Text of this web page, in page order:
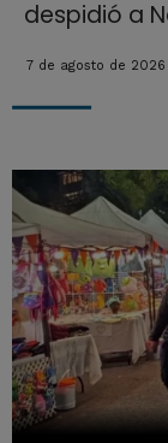
despidió a
7 de agosto de 2026